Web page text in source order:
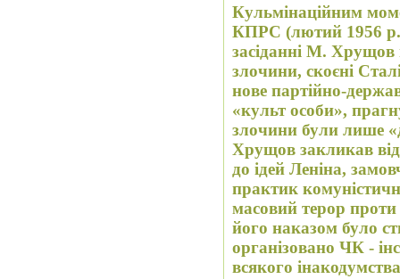
Кульмінаційним
КПРС (лютий 1956
засіданні М. Хрущов
злочини, скоєні
нове партійно-
«культ особи»,
злочини були лише
Хрущов закликав
до ідей Леніна,
практик
масовий терор
його наказом було
організовано ЧК -
всякого